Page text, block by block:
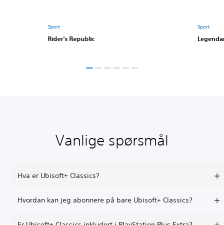
Sport
Rider's Republic
Sport
Vanlige spørsmål
Hva er Ubisoft+ Classics?
Hvordan kan jeg abonnere på bare Ubisoft+ Classics?